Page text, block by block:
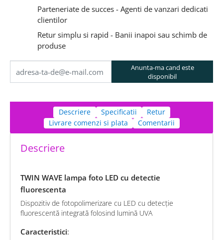
Parteneriate de succes - Agenti de vanzari dedicati
clientilor
Retur simplu si rapid - Banii inapoi sau schimb de
produse
Anunta-ma cand este
disponibil
Descriere Specificatii
Retur
Livrare comenzi si plata
Comentarii
Descriere
TWIN WAVE lampa foto LED cu detectie
fluorescenta
Dispozitiv de fotopolimerizare cu LED cu detecție
fluorescentă integrată folosind lumină UVA
Caracteristici: